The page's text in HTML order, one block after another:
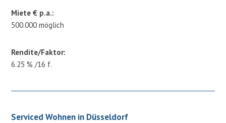
Miete € p.a.:
500.000 möglich
Rendite/Faktor:
6.25 % /16 f.
Serviced Wohnen in Düsseldorf